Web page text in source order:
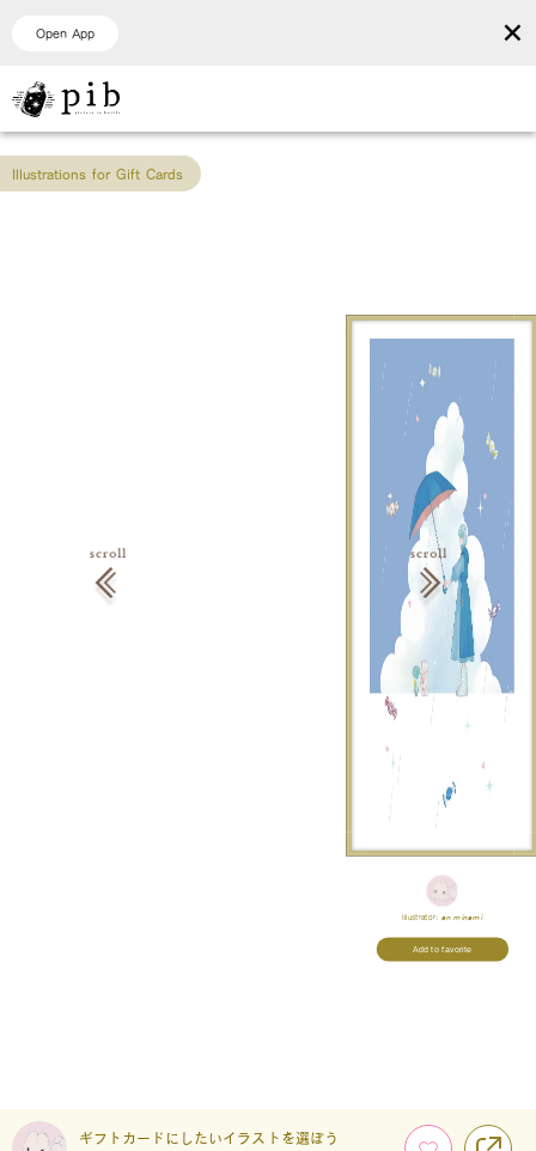
Open App ×
Illustrations for Gift Cards
Illustrator: 𝘢𝘯 𝘮𝘪𝘯𝘢𝘮𝘪
Add to favorite
ギフトカードにしたいイラストを選ぼう